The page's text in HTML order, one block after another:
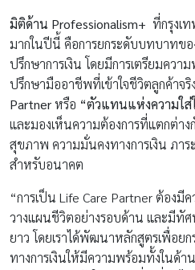
มิติด้าน Professionalism+ ที่กรุงเ
มากในปีนี้ คือการยกระดับบทบาทข
ปรึกษาการเงิน โดยมีการเตรียมควา
ปรึกษามืออาชีพที่เข้าใจชีวิตลูกค้าจริ
Partner หรือ “ตัวแทนแห่งความใส่
และมองเห็นความต้องการที่แตกต่าง
สุขภาพ ความมั่นคงทางการเงิน ภาร
สำหรับอนาคต
“การเป็น Life Care Partner ต้องมีค
วางแผนชีวิตอย่างรอบด้าน และมีทัศ
ยาว โดยเราได้พัฒนาหลักสูตรเพื่อ
ทางการเงินให้มีความพร้อมทั้งในด้า